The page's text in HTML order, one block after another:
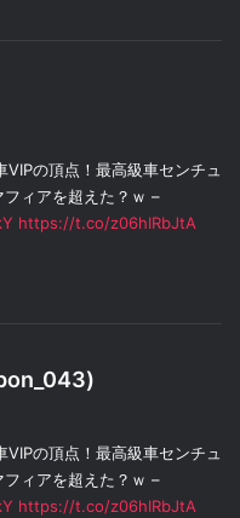
VIPの頂点！最高級車センチュ
フィアを超えた？ｗ –
https://t.co/z06hIRbJtA
VIPの頂点！最高級車センチュ
フィアを超えた？ｗ –
https://t.co/z06hIRbJtA